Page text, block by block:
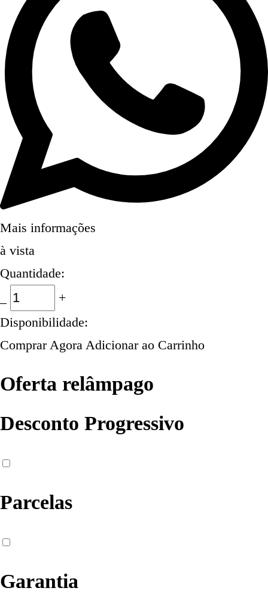
Mais informações
à vista
Quantidade:
+
Disponibilidade:
Comprar Agora Adicionar ao Carrinho
Oferta relâmpago
Desconto Progressivo
Parcelas
Garantia